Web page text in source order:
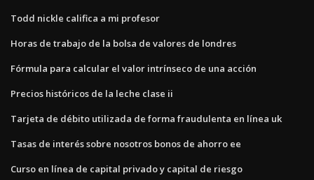
Todd nickle califica a mi profesor
Horas de trabajo de la bolsa de valores de londres
Fórmula para calcular el valor intrínseco de una acción
Precios históricos de la leche clase ii
Tarjeta de débito utilizada de forma fraudulenta en línea uk
Tasas de interés sobre nosotros bonos de ahorro ee
Curso en línea de capital privado y capital de riesgo